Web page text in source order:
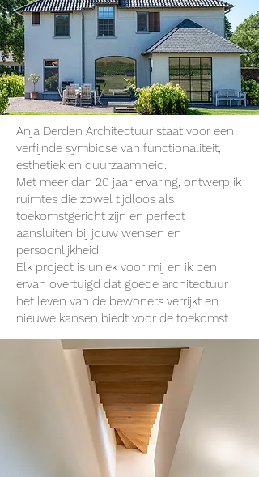
Anja Derden Architectuur staat voor een
verfijnde symbiose van functionaliteit,
esthetiek en duurzaamheid.
Met meer dan 20 jaar ervaring, ontwerp ik
ruimtes die zowel tijdloos als
toekomstgericht zijn en perfect
aansluiten bij jouw wensen en
persoonlijkheid.
Elk project is uniek voor mij en ik ben
ervan overtuigd dat goede architectuur
het leven van de bewoners verrijkt en
nieuwe kansen biedt voor de toekomst.